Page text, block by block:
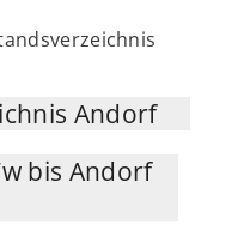
Andorf
bis Andorf